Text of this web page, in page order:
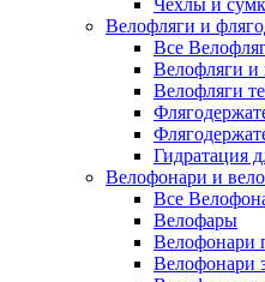
Чехлы и
Велофляги и
Все
Велофляги и
Велофляги
Гидратация
Велофонари и
Все
Велофары
Велофонари
Велофонари